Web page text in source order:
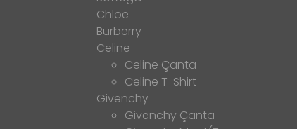
Chloe
Burberry
Celine
Celine Çanta
Celine T-Shirt
Givenchy
Givenchy Çanta